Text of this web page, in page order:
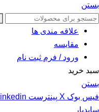
بستن
علاقه مندی ها
مقایسه
ورود / فرم ثبت نام
سبد خرید
بستن
فیس بوک X پینترست linkedin
سایدبار